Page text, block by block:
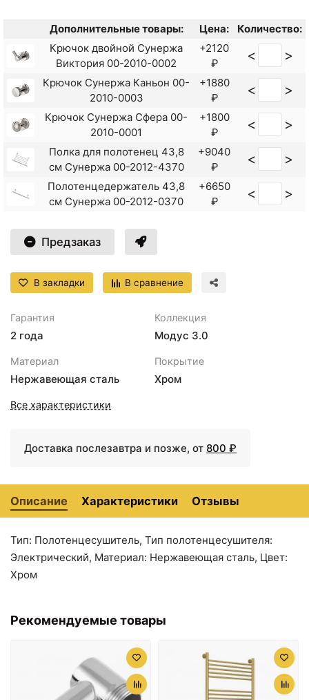
Дополнительные товары: Цена:
Количество:
Крючок двойной Сунержа
Виктория 00-2010-0002
+2120
₽
< >
Крючок Сунержа Каньон 00-
2010-0003
+1880
₽
< >
Крючок Сунержа Сфера 00-
2010-0001
+1800
₽
< >
Полка для полотенец 43,8
см Сунержа 00-2012-4370
+9040
₽
< >
Полотенцедержатель 43,8
см Сунержа 00-2012-0370
+6650
₽
< >
Предзаказ
В закладки В сравнение
Гарантия
2 года
Коллекция
Модус 3.0
Материал
Нержавеющая сталь
Покрытие
Хром
Все характеристики
Доставка послезавтра и позже, от 800 ₽
Описание Характеристики Отзывы
Тип: Полотенцесушитель, Тип полотенцесушителя:
Электрический, Материал: Нержавеющая сталь, Цвет:
Хром
Рекомендуемые товары